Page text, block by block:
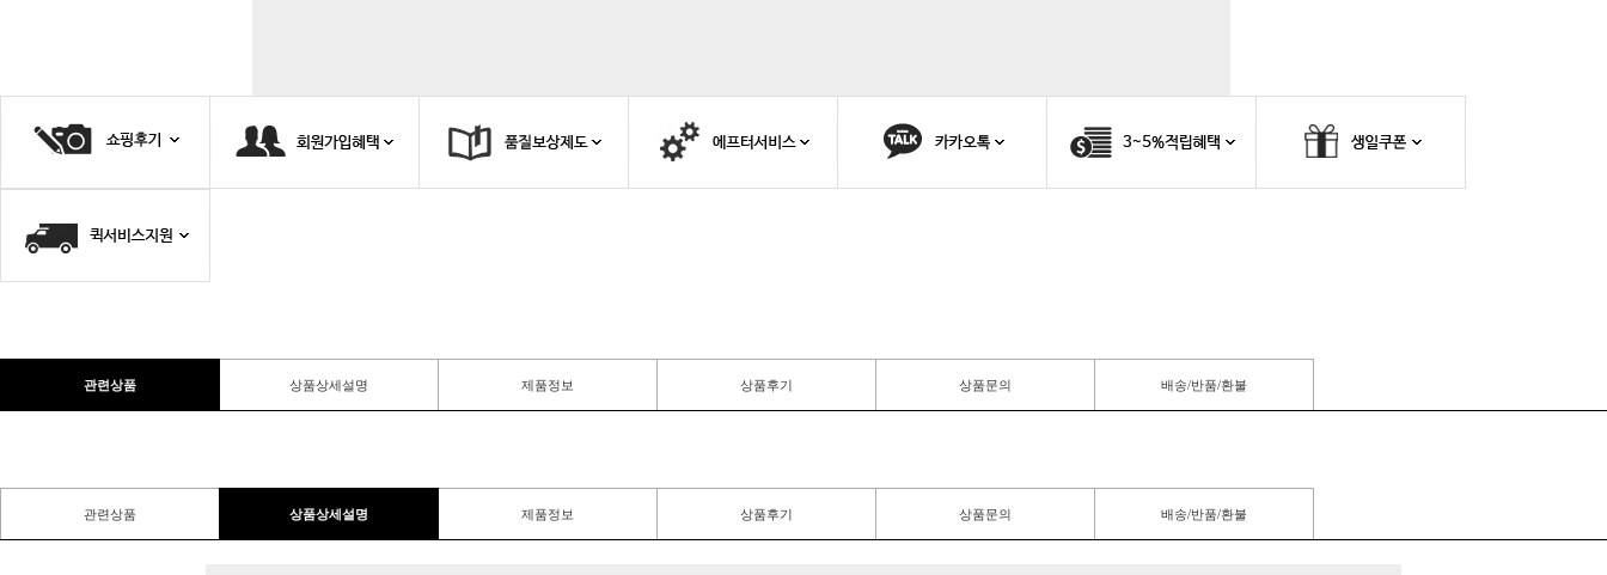
관련상품 상품상세설명 제품정보 상품후기 상품문의 배송/반품/환불
관련상품 상품상세설명 제품정보 상품후기 상품문의 배송/반품/환불